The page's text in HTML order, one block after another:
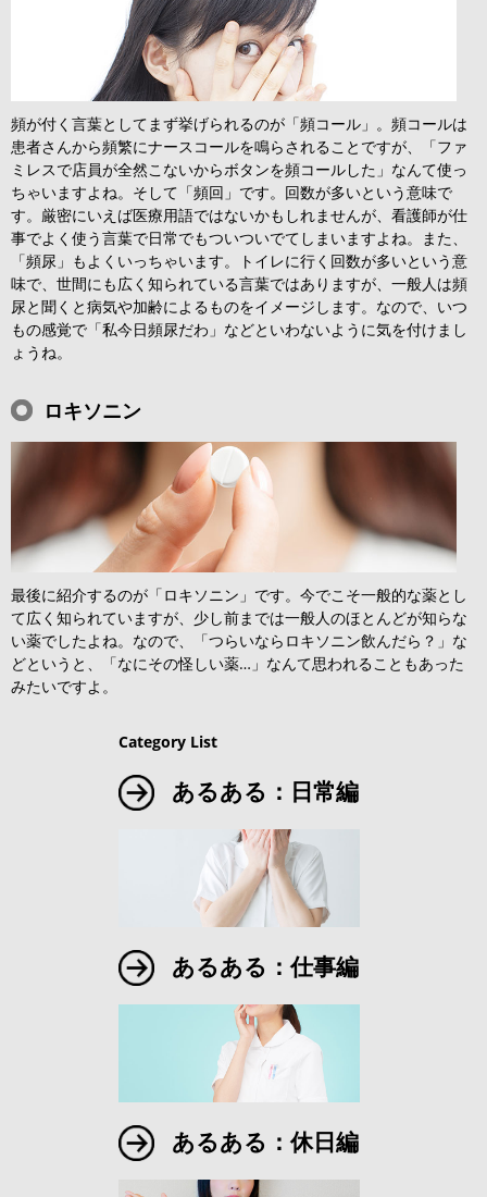
頻が付く言葉としてまず挙げられるのが「頻コール」。頻コールは
患者さんから頻繁にナースコールを鳴らされることですが、「ファ
ミレスで店員が全然こないからボタンを頻コールした」なんて使っ
ちゃいますよね。そして「頻回」です。回数が多いという意味で
す。厳密にいえば医療用語ではないかもしれませんが、看護師が仕
事でよく使う言葉で日常でもついついでてしまいますよね。また、
「頻尿」もよくいっちゃいます。トイレに行く回数が多いという意
味で、世間にも広く知られている言葉ではありますが、一般人は頻
尿と聞くと病気や加齢によるものをイメージします。なので、いつ
もの感覚で「私今日頻尿だわ」などといわないように気を付けまし
ょうね。
ロキソニン
最後に紹介するのが「ロキソニン」です。今でこそ一般的な薬とし
て広く知られていますが、少し前までは一般人のほとんどが知らな
い薬でしたよね。なので、「つらいならロキソニン飲んだら？」な
どというと、「なにその怪しい薬…」なんて思われることもあった
みたいですよ。
Category List
あるある：日常編
あるある：仕事編
あるある：休日編